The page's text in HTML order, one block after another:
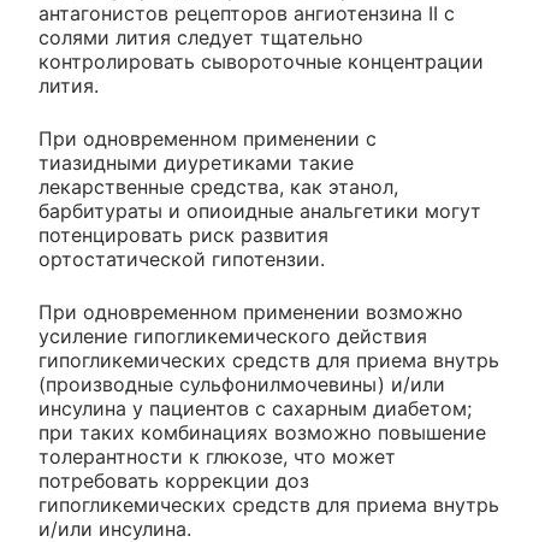
антагонистов рецепторов ангиотензина II с
солями лития следует тщательно
контролировать сывороточные концентрации
лития.
При одновременном применении с
тиазидными диуретиками такие
лекарственные средства, как этанол,
барбитураты и опиоидные анальгетики могут
потенцировать риск развития
ортостатической гипотензии.
При одновременном применении возможно
усиление гипогликемического действия
гипогликемических средств для приема внутрь
(производные сульфонилмочевины) и/или
инсулина у пациентов с сахарным диабетом;
при таких комбинациях возможно повышение
толерантности к глюкозе, что может
потребовать коррекции доз
гипогликемических средств для приема внутрь
и/или инсулина.